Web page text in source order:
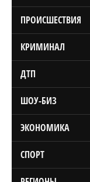
ПРОИСШЕСТВИЯ
КРИМИНАЛ
ДТП
ШОУ-БИЗ
ЭКОНОМИКА
СПОРТ